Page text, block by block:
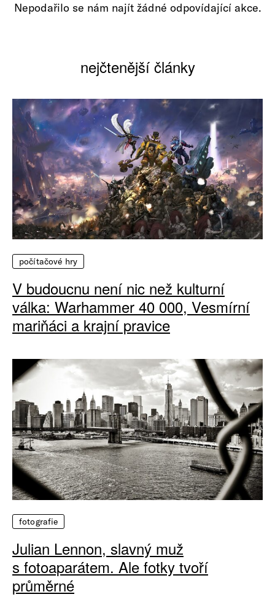
Nepodařilo se nám najít žádné odpovídající akce.
nejčtenější články
počítačové hry
V budoucnu není nic než kulturní
válka: Warhammer 40 000, Vesmírní
mariňáci a krajní pravice
fotografie
Julian Lennon, slavný muž
s fotoaparátem. Ale fotky tvoří
průměrné